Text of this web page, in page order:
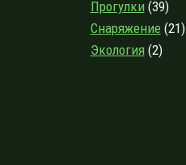
Прогулки(39)
Снаряжение(21)
Экология(2)